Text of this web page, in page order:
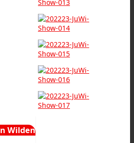
Wilden